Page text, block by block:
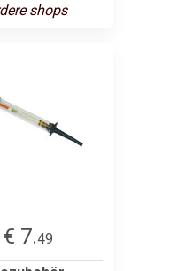
shops
€ 7.49